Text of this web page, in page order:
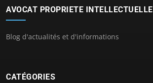
AVOCAT PROPRIETE INTELLECTUELLE
Blog d'actualités et d'informations
CATÉGORIES